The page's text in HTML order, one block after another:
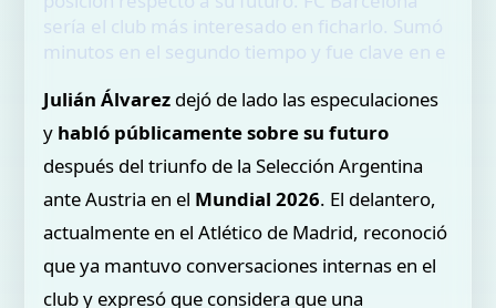
sería el club más interesado en ficharlo. Sumó
minutos en el segundo tiempo y fue clave en e
Julián Álvarez dejó de lado las especulaciones
y habló públicamente sobre su futuro
después del triunfo de la Selección Argentina
ante Austria en el Mundial 2026. El delantero,
actualmente en el Atlético de Madrid, reconoció
que ya mantuvo conversaciones internas en el
club y expresó que considera que una